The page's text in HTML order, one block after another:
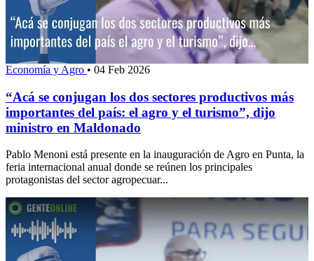
Economía y Agro • 04 Feb 2026
“Acá se conjugan los dos sectores productivos más
importantes del país: el agro y el turismo”, dijo
ministro en Maldonado
Pablo Menoni está presente en la inauguración de Agro en Punta, la
feria internacional anual donde se reúnen los principales
protagonistas del sector agropecuar...